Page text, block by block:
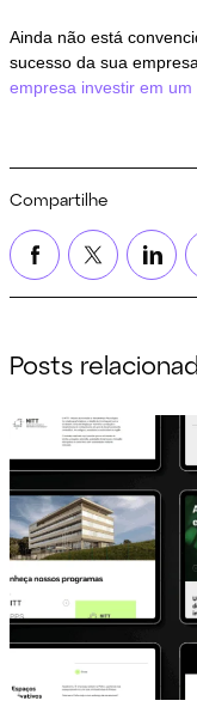
Ainda não está
sucesso da sua
empresa investir em
Compartilhe
Posts